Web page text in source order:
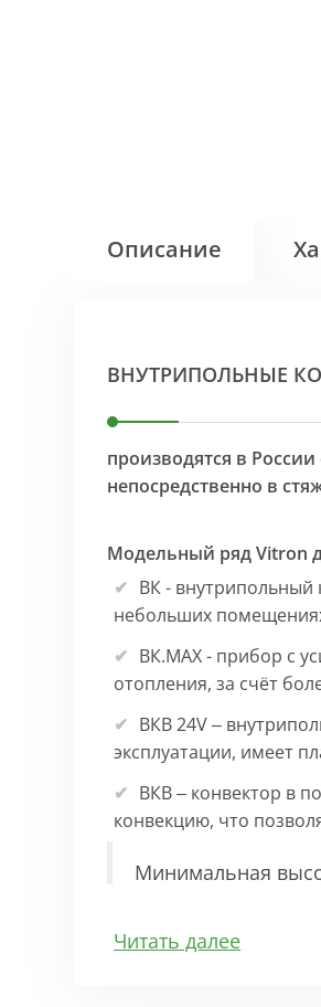
Описание
ВНУТРИПОЛЬНЫЕ
производятся в
непосредственно в
Модельный ряд Vitron
ВК - внутрипольный
небольших
ВК.МАХ - прибор с
отопления, за счёт
ВКВ 24V –
эксплуатации, имеет
ВКВ – конвектор в
конвекцию, что
Минимальная
Особенности:
Читать далее